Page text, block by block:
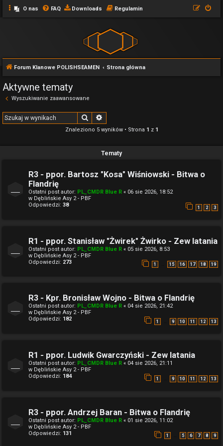
O nas FAQ Downloads Regulamin
Forum Klanowe POLISHSEAMEN Strona główna
Aktywne tematy
Wyszukiwanie zaawansowane
Szukaj
Znaleziono 5 wyników • Strona 1 z 1
Tematy
R3 - ppor. Bartosz "Kosa" Wiśniowski - Bitwa o
Flandrię
Ostatni post autor: PL_CMDR Blue R « 06 sie 2026, 18:52
w Dęblińskie Asy 2 - PBF
Odpowiedzi: 38 1 2 3
R1 - ppor. Stanisław "Żwirek" Żwirko - Zew latania
Ostatni post autor: PL_CMDR Blue R « 05 sie 2026, 8:53
w Dęblińskie Asy 2 - PBF
Odpowiedzi: 273 1 15 16 17 18 19
R3 - Kpr. Bronisław Wojno - Bitwa o Flandrię
Ostatni post autor: PL_CMDR Blue R « 04 sie 2026, 21:42
w Dęblińskie Asy 2 - PBF
Odpowiedzi: 182 1 9 10 11 12 13
R1 - ppor. Ludwik Gwarczyński - Zew latania
Ostatni post autor: PL_CMDR Blue R « 04 sie 2026, 21:11
w Dęblińskie Asy 2 - PBF
Odpowiedzi: 184 1 9 10 11 12 13
R3 - ppor. Andrzej Baran - Bitwa o Flandrię
Ostatni post autor: PL_CMDR Blue R « 01 sie 2026, 11:02
w Dęblińskie Asy 2 - PBF
Odpowiedzi: 131 1 5 6 7 8 9